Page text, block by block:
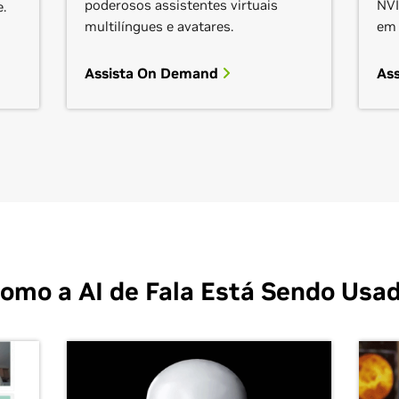
poderosos assistentes virtuais
multilíngues e avatares.
Assista On Demand
a AI de Fala Está Sendo